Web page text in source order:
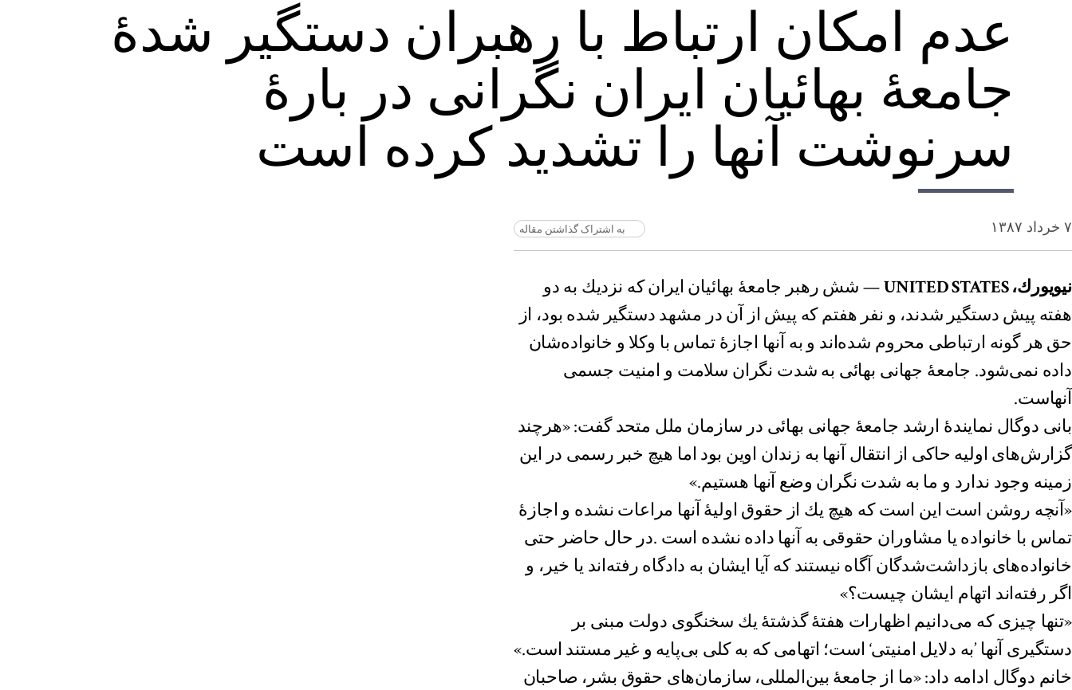
عدم امكان ارتباط با رهبران دستگير شدۀ
جامعۀ بهائيان ايران نگرانى در بارۀ
سرنوشت آنها را تشديد كرده است
۷ خرداد ۱۳۸۷ به اشتراک گذاشتن مقاله
نيويورك، UNITED STATES
— شش رهبر جامعۀ بهائيان ايران كه نزديك به دو
هفته پيش دستگير شدند، و نفر هفتم که پیش از آن در مشهد دستگیر شده بود، از
حق هر گونه ارتباطى محروم شده‌اند و به آنها اجازۀ تماس با وكلا و خانواده‌شان
داده نمى‌شود. جامعۀ جهانى بهائى به شدت نگران سلامت و امنیت جسمی
آنهاست.
بانى دوگال نمايندۀ ارشد جامعۀ جهانى بهائى در سازمان ملل متحد گفت: «هرچند
گزارش‌هاى اوليه حاكى از انتقال آنها به زندان اوين بود اما هيچ خبر رسمی در اين
زمينه وجود ندارد و ما به شدت نگران وضع آنها هستيم.»
«آنچه روشن است اين است كه هيچ يك از حقوق اوليۀ آنها مراعات نشده و اجازۀ
تماس با خانواده يا مشاوران حقوقى به آنها داده نشده است .در حال حاضر حتی
خانواده‌های بازداشت‌شدگان آگاه نیستند که آیا ایشان به دادگاه رفته‌اند یا خیر، و
اگر رفته‌اند اتهام ایشان چیست؟»
«تنها چيزى كه مى‌دانيم اظهارات هفتۀ گذشتۀ يك سخنگوى دولت مبنى بر
دستگيرى آنها ’به دلايل امنيتى‘ است؛ اتهامى كه به كلى بى‌پايه و غير مستند است.»
خانم دوگال ادامه داد: «ما از جامعۀ بين‌المللى، سازمان‌های حقوق بشر، صاحبان